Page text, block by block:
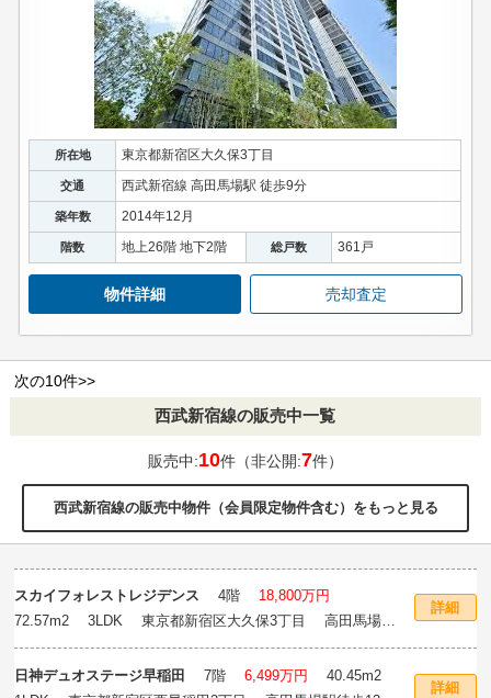
所在地 東京都新宿区大久保3丁目
交通 西武新宿線 高田馬場駅 徒歩9分
築年数 2014年12月
階数 地上26階 地下2階 総戸数 361戸
物件詳細 売却査定
次の10件>>
西武新宿線の販売中一覧
販売中:10件（非公開:7件）
西武新宿線の販売中物件（会員限定物件含む）をもっと見る
スカイフォレストレジデンス 4階 18,800万円
72.57m2 3LDK 東京都新宿区大久保3丁目 高田馬場駅
徒歩6分
詳細
日神デュオステージ早稲田 7階6,499万円 40.45m2
詳細